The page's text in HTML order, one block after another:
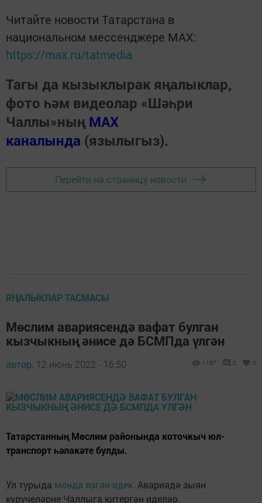
Читайте новости Татарстана в
национальном мессенджере MАХ:
https://max.ru/tatmedia
Тагы да кызыклырак яңалыклар,
фото һәм видеолар «Шәһри
Чаллы»ның MAX
каналында (язылыгыз).
Перейти на страницу новости
ЯҢАЛЫКЛАР ТАСМАСЫ
Мөслим авариясендә вафат булган
кызчыкның әнисе дә БСМПда үлгән
автор, 12 июнь 2022 - 16:50 1157 0 0
Татарстанның Мөслим районында коточкыч юл-
транспорт һәлакәте булды.
Ул турыда монда язган идек. Авариядә зыян
күрүчеләрне Чаллыга китергән иделәр.